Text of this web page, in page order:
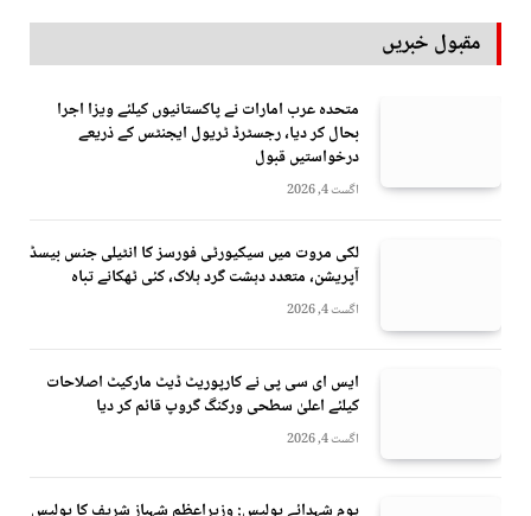
مقبول خبریں
متحدہ عرب امارات نے پاکستانیوں کیلئے ویزا اجرا
بحال کر دیا، رجسٹرڈ ٹریول ایجنٹس کے ذریعے
درخواستیں قبول
اگست 4, 2026
لکی مروت میں سیکیورٹی فورسز کا انٹیلی جنس بیسڈ
آپریشن، متعدد دہشت گرد ہلاک، کئی ٹھکانے تباہ
اگست 4, 2026
ایس ای سی پی نے کارپوریٹ ڈیٹ مارکیٹ اصلاحات
کیلئے اعلیٰ سطحی ورکنگ گروپ قائم کر دیا
اگست 4, 2026